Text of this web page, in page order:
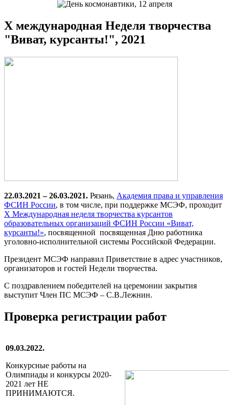
X международная Неделя творчества
"Виват, курсанты!", 2021
22.03.2021 – 26.03.2021. Рязань, Академия права и управления
ФСИН России, в том числе, при поддержке МСЭФ, проходит
X Международная неделя творчества курсантов
образовательных организаций ФСИН России «Виват,
курсанты!», посвященной посвященная Дню работника
уголовно-исполнительной системы Российской Федерации.
Президент МСЭФ направил Приветствие в адрес участников,
организаторов и гостей Недели творчества.
С поздравлением победителей на церемонии закрытия
выступит Член ПС МСЭФ – С.В.Лежнин.
Проверка регистрации работ
09.03.2022.
Конкурсные работы на
Олимпиады и конкурсы 2020-
2021 лет НЕ
ПРИНИМАЮТСЯ.